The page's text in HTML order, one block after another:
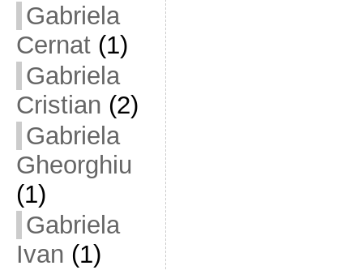
Gabriela
Cernat(1)
Gabriela
Cristian (2)
Gabriela
Gheorghiu
(1)
Gabriela
Ivan (1)